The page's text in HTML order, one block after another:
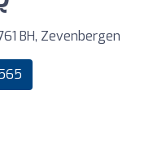
BH, Zevenbergen